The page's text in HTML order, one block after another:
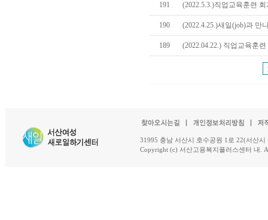
191 (2022.5.3.)직업교육훈련
190 (2022.4.25.)새일(job)과 만
189 (2022.04.22.) 직업교육훈
31995 충남 서산시 호수공원 1로 22(서산
Copyright (c) 서산고용복지플러스센터 내.